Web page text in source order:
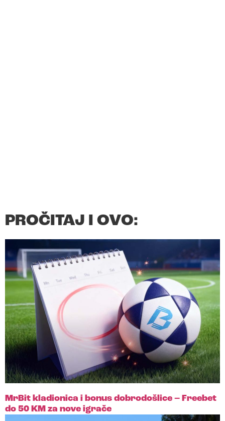
PROČITAJ I OVO:
MrBit kladionica i bonus dobrodošlice – Freebet
do 50 KM za nove igrače